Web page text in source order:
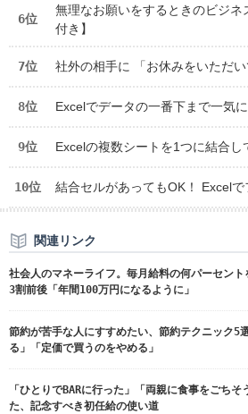
6位
無理なお願いをするときのビジネ
付き】
7位 社外の相手に 「お休みをいただい
8位 Excelでデータの一番下まで一気
9位 Excelの複数シートを1つに結合し
10位 結合セルがあってもOK！ Excelで
関連リンク
社会人のマネーライフ。毎月給料の何パーセン
3割前後「年間100万円になるように」
節約が苦手な人にすすめたい、節約テクニック5
る」「定価で買うのをやめる」
「ひとりでBARに行った」「両親に食事をごち
た、記念すべき初任給の使い道